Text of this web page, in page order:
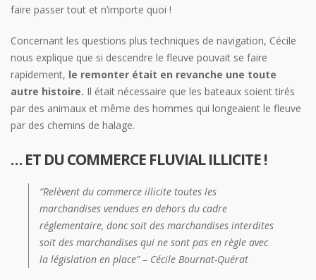
faire passer tout et n’importe quoi !
Concernant les questions plus techniques de navigation, Cécile
nous explique que si descendre le fleuve pouvait se faire
rapidement, le remonter était en revanche une toute
autre histoire. Il était nécessaire que les bateaux soient tirés
par des animaux et même des hommes qui longeaient le fleuve
par des chemins de halage.
… ET DU COMMERCE FLUVIAL ILLICITE !
“Relèvent du commerce illicite toutes les
marchandises vendues en dehors du cadre
réglementaire, donc soit des marchandises interdites
soit des marchandises qui ne sont pas en règle avec
la législation en place” – Cécile Bournat-Quérat